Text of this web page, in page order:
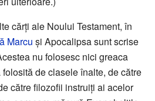
cărţi ale Noului Testament, în
Marcu şi Apocalipsa sunt scrise
nu folosesc nici greaca
de clasele înalte, de către
către filozofii instruiţi ai acelor